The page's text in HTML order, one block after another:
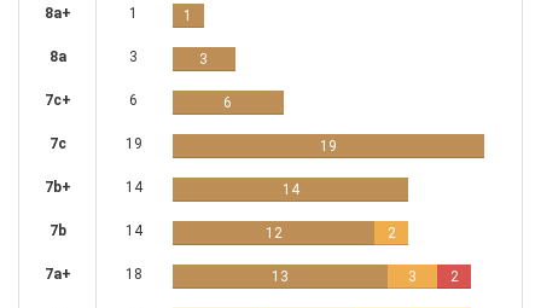
8a+ 1 1
8a 3 3
7c+ 6 6
7c 19 19
7b+ 14 14
7b 14 12 2
7a+ 18 13 3 2